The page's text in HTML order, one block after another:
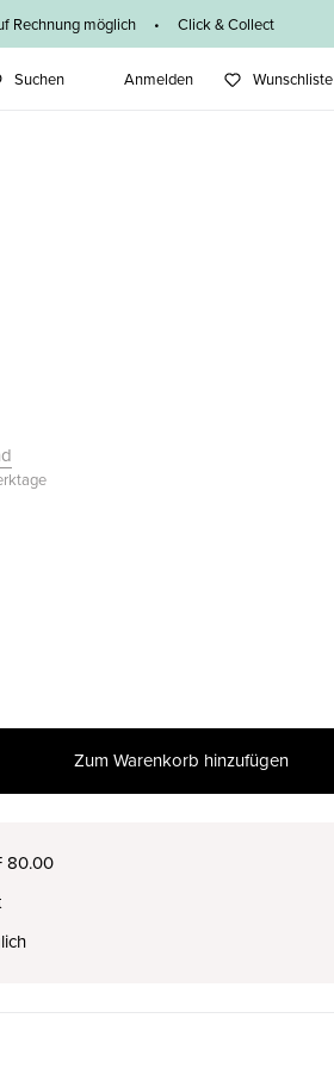
Rechnung möglich • Click & Collect
Suchen Anmelden Wunschliste
Zum Warenkorb hinzufügen
80.00